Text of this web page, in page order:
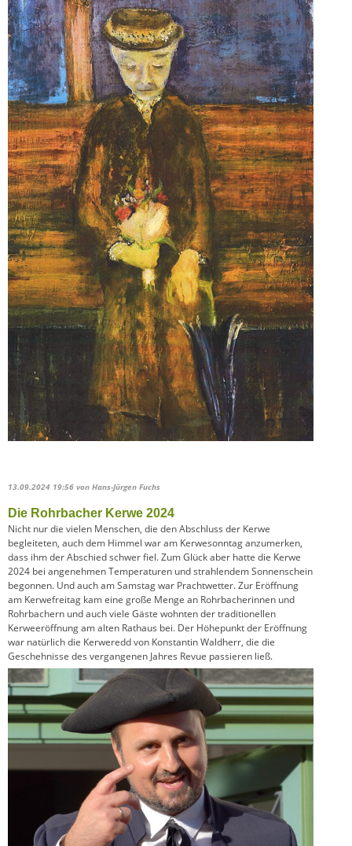
13.09.2024 19:56 von Hans-Jürgen Fuchs
Die Rohrbacher Kerwe 2024
Nicht nur die vielen Menschen, die den Abschluss der Kerwe
begleiteten, auch dem Himmel war am Kerwesonntag anzumerken,
dass ihm der Abschied schwer fiel. Zum Glück aber hatte die Kerwe
2024 bei angenehmen Temperaturen und strahlendem Sonnenschein
begonnen. Und auch am Samstag war Prachtwetter. Zur Eröffnung
am Kerwefreitag kam eine große Menge an Rohrbacherinnen und
Rohrbachern und auch viele Gäste wohnten der traditionellen
Kerweeröffnung am alten Rathaus bei. Der Höhepunkt der Eröffnung
war natürlich die Kerweredd von Konstantin Waldherr, die die
Geschehnisse des vergangenen Jahres Revue passieren ließ.